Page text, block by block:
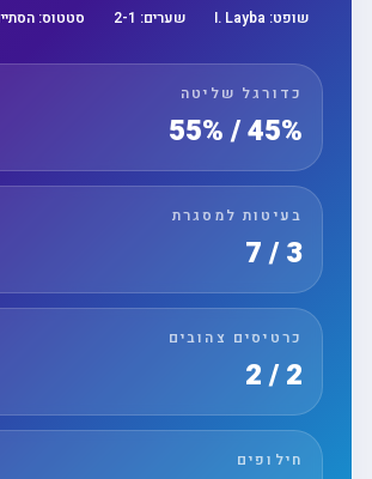
שופט:I. Layba שערים: 2 -1 סטטוס:הסתיים
כדורגל שליטה
45% / 55%
בעיטות למסגרת
3 / 7
כרטיסים צהובים
חילופים